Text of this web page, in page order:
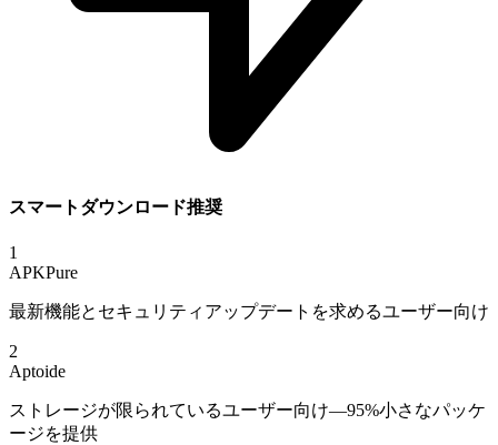
スマートダウンロード推奨
1
APKPure
最新機能とセキュリティアップデートを求めるユーザー向け
2
Aptoide
ストレージが限られているユーザー向け—95%小さなパッケ
ージを提供